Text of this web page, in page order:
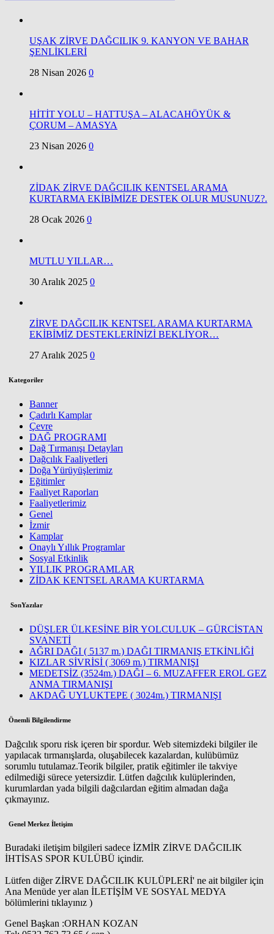
UŞAK ZİRVE DAĞCILIK 9. KANYON VE BAHAR
ŞENLİKLERİ
28 Nisan 2026 0
HİTİT YOLU – HATTUŞA – ALACAHÖYÜK &
ÇORUM – AMASYA
23 Nisan 2026 0
ZİDAK ZİRVE DAĞCILIK KENTSEL ARAMA
KURTARMA EKİBİMİZE DESTEK OLUR MUSUNUZ?.
28 Ocak 2026 0
MUTLU YILLAR…
30 Aralık 2025 0
ZİRVE DAĞCILIK KENTSEL ARAMA KURTARMA
EKİBİMİZ DESTEKLERİNİZİ BEKLİYOR…
27 Aralık 2025 0
Kategoriler
Banner
Çadırlı Kamplar
Çevre
DAĞ PROGRAMI
Dağ Tırmanışı Detayları
Dağcılık Faaliyetleri
Doğa Yürüyüşlerimiz
Eğitimler
Faaliyet Raporları
Faaliyetlerimiz
Genel
İzmir
Kamplar
Onaylı Yıllık Programlar
Sosyal Etkinlik
YILLIK PROGRAMLAR
ZİDAK KENTSEL ARAMA KURTARMA
SonYazılar
DÜŞLER ÜLKESİNE BİR YOLCULUK – GÜRCİSTAN
SVANETİ
AĞRI DAĞI ( 5137 m.) DAĞI TIRMANIŞ ETKİNLİĞİ
KIZLAR SİVRİSİ ( 3069 m.) TIRMANIŞI
MEDETSİZ (3524m.) DAĞI – 6. MUZAFFER EROL GEZ
ANMA TIRMANIŞI
AKDAĞ UYLUKTEPE ( 3024m.) TIRMANIŞI
Önemli Bilgilendirme
Dağcılık sporu risk içeren bir spordur. Web sitemizdeki bilgiler ile
yapılacak tırmanışlarda, oluşabilecek kazalardan, kulübümüz
sorumlu tutulamaz.Teorik bilgiler, pratik eğitimler ile takviye
edilmediği sürece yetersizdir. Lütfen dağcılık kulüplerinden,
kurumlardan yada bilgili dağcılardan eğitim almadan dağa
çıkmayınız.
Genel Merkez İletişim
Buradaki iletişim bilgileri sadece İZMİR ZİRVE DAĞCILIK
İHTİSAS SPOR KULÜBÜ içindir.
Lütfen diğer ZİRVE DAĞCILIK KULÜPLERİ' ne ait bilgiler için
Ana Menüde yer alan İLETİŞİM VE SOSYAL MEDYA
bölümlerini tıklayınız )
Genel Başkan :ORHAN KOZAN